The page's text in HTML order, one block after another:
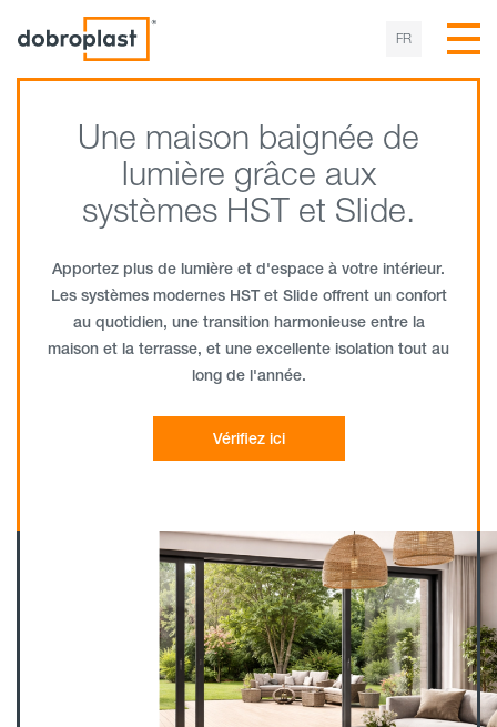
FR
Une maison baignée de
lumière grâce aux
systèmes HST et Slide.
Apportez plus de lumière et d'espace à votre intérieur.
Les systèmes modernes HST et Slide offrent un confort
au quotidien, une transition harmonieuse entre la
maison et la terrasse, et une excellente isolation tout au
long de l'année.
Vérifiez ici
Gardez la chaleur dans
votre maison!
Fenêtres P-Line – chaleur, confort, économies sur vos
factures et une ambiance chaleureuse toute l'année.
Vérifie ici
Nos marques de qualité:
Fenêtres Smartline!
Dobroplast présente une nouvelle gamme de fenêtres
écologiques !
Regardez la nouveauté !
Nos marques de qualité:
Confort, esthétique et
utilité
Les fenêtres Dobroplast apportent une lumière naturelle
et saine et de l'air frais à l'intérieur de la maison, tout en
réduisant les pertes de chaleur et en améliorant
En savoir plus